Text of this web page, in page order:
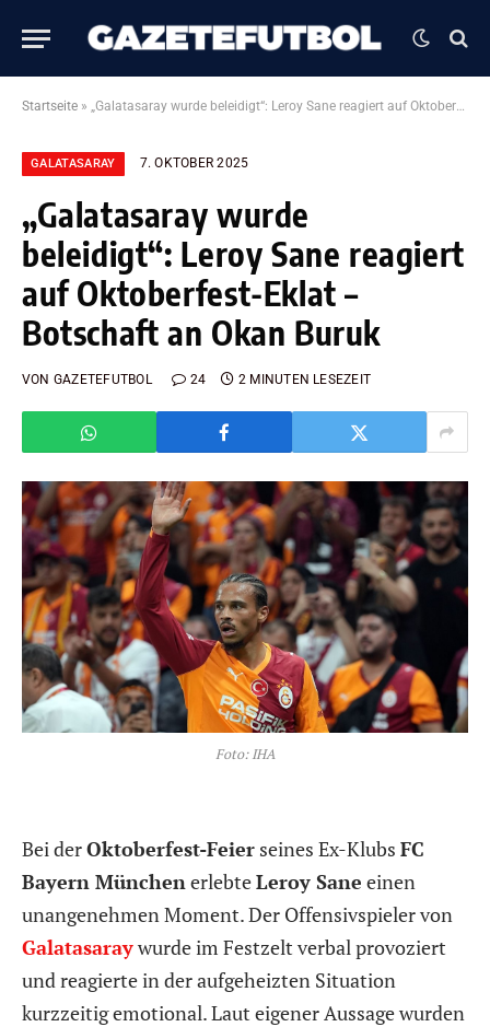
Startseite » „Galatasaray wurde beleidigt“: Leroy Sane reagiert auf Oktoberfest-Eklat – Botschaft an Okan Buruk
GALATASARAY 7. OKTOBER 2025
„Galatasaray wurde
beleidigt“: Leroy Sane reagiert
auf Oktoberfest-Eklat –
Botschaft an Okan Buruk
VON GAZETEFUTBOL 24 2 MINUTEN LESEZEIT
Foto: IHA
Bei derOktoberfest-Feier seines Ex-Klubs FC
Bayern München erlebteLeroy Sane einen
unangenehmen Moment. Der Offensivspieler von
Galatasaraywurde im Festzelt verbal provoziert
und reagierte in der aufgeheizten Situation
kurzzeitig emotional. Laut eigener Aussage wurden